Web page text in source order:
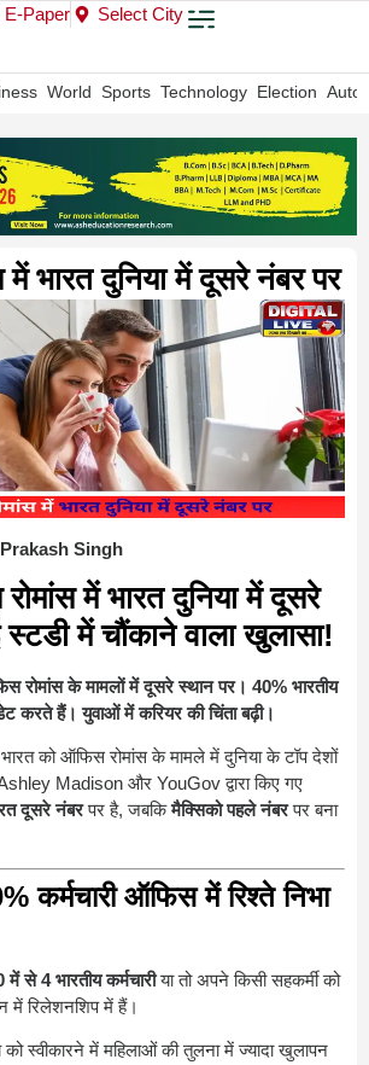
E-Paper Select City
World Sports Technology Election Auto
भारत दुनिया में दूसरे नंबर पर
Singh
में भारत दुनिया में दूसरे
में चौंकाने वाला खुलासा!
रोमांस के मामलों में दूसरे स्थान पर। 40% भारतीय
डेट करते हैं। युवाओं में करियर की चिंता बढ़ी।
को ऑफिस रोमांस के मामले में दुनिया के टॉप देशों
Madison और YouGov द्वारा किए गए
दूसरे नंबरपर है, जबकिमैक्सिको पहले नंबरपर बना
कर्मचारी ऑफिस में रिश्ते निभा
में से 4 भारतीय कर्मचारीया तो अपने किसी सहकर्मी को
में रिलेशनशिप में हैं।
स्वीकारने में महिलाओं की तुलना में ज्यादा खुलापन